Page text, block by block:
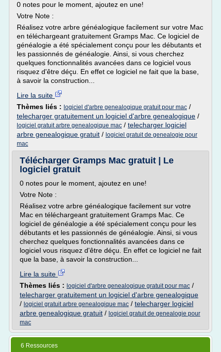
0 notes pour le moment, ajoutez en une!
Votre Note :
Réalisez votre arbre généalogique facilement sur votre Mac
en téléchargeant gratuitement Gramps Mac. Ce logiciel de
généalogie a été spécialement conçu pour les débutants et
les passionnés de généalogie. Ainsi, si vous cherchez
quelques fonctionnalités avancées dans ce logiciel vous
risquez d'être déçu. En effet ce logiciel ne fait que la base,
à savoir la construction...
Lire la suite
Thèmes liés : logiciel d'arbre genealogique gratuit pour mac /
telecharger gratuitement un logiciel d'arbre genealogique /
logiciel gratuit arbre genealogique mac / telecharger logiciel
arbre genealogique gratuit / logiciel gratuit de genealogie pour
mac
Télécharger Gramps Mac gratuit | Le
logiciel gratuit
0 notes pour le moment, ajoutez en une!
Votre Note :
Réalisez votre arbre généalogique facilement sur votre
Mac en téléchargeant gratuitement Gramps Mac. Ce
logiciel de généalogie a été spécialement conçu pour les
débutants et les passionnés de généalogie. Ainsi, si vous
cherchez quelques fonctionnalités avancées dans ce
logiciel vous risquez d'être déçu. En effet ce logiciel ne fait
que la base, à savoir la construction...
Lire la suite
Thèmes liés : logiciel d'arbre genealogique gratuit pour mac /
telecharger gratuitement un logiciel d'arbre genealogique
/ logiciel gratuit arbre genealogique mac / telecharger logiciel
arbre genealogique gratuit / logiciel gratuit de genealogie pour
mac
6 Ressources